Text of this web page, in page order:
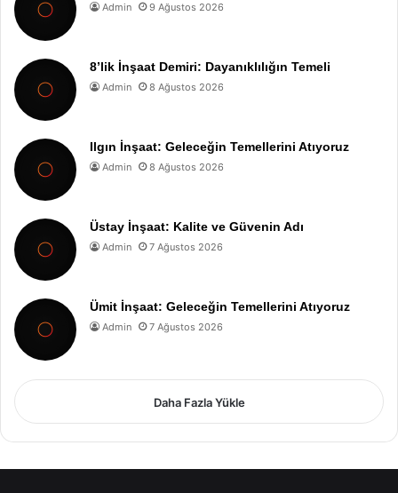
Admin 9 Ağustos 2026
8’lik İnşaat Demiri: Dayanıklılığın Temeli
Admin 8 Ağustos 2026
Ilgın İnşaat: Geleceğin Temellerini Atıyoruz
Admin 8 Ağustos 2026
Üstay İnşaat: Kalite ve Güvenin Adı
Admin 7 Ağustos 2026
Ümit İnşaat: Geleceğin Temellerini Atıyoruz
Admin 7 Ağustos 2026
Daha Fazla Yükle